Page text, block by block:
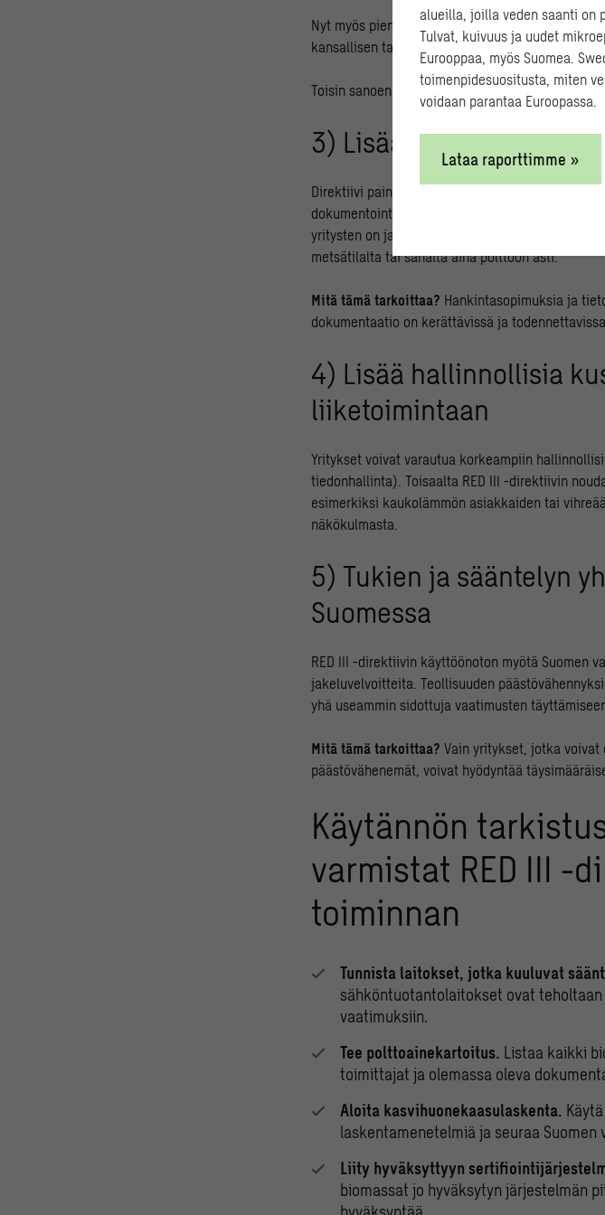
Nyt myös pienempien laitosten osalta yritysten
kansallisen tai EU:n hyväksymän vapaaehtoisen
Toisin sanoen auditoinnit, toimitusketjun
3) Lisää jäljitettävyyttä
Direktiivi painottaa entistä vahvemmin
dokumentointia. Suomessa suurin osa
yritysten on jatkossa pystyttävä osoittamaan
metsätilalta tai sahalta aina polttoon asti.
Mitä tämä tarkoittaa? Hankintasopimuksia ja
dokumentaatio on kerättävissä ja todennettavissa.
4) Lisää hallinnollisia
liiketoimintaan
Yritykset voivat varautua korkeampiin
tiedonhallinta). Toisaalta RED III -direktiivin
esimerkiksi kaukolämmön asiakkaiden tai
näkökulmasta.
5) Tukien ja sääntelyn
Suomessa
RED III -direktiivin käyttöönoton myötä Suomen
jakeluvelvoitteita. Teollisuuden
yhä useammin sidottuja vaatimusten
Mitä tämä tarkoittaa? Vain yritykset, jotka voivat
päästövähenemät, voivat hyödyntää
Käytännön
varmistat RED III -
toiminnan
Tunnista laitokset, jotka kuuluvat
sähköntuotantolaitokset ovat teholtaan
vaatimuksiin.
Tee polttoainekartoitus. Listaa kaikki
toimittajat ja olemassa oleva
Aloita kasvihuonekaasulaskenta.
laskentamenetelmiä ja seuraa
Liity hyväksyttyyn
biomassat jo hyväksytyn järjestelmän
alueilla, joilla veden saanti on
Tulvat, kuivuus ja uudet
Eurooppaa, myös Suomea.
toimenpidesuositusta, miten
voidaan parantaa Euroopassa.
Lataa raporttimme »